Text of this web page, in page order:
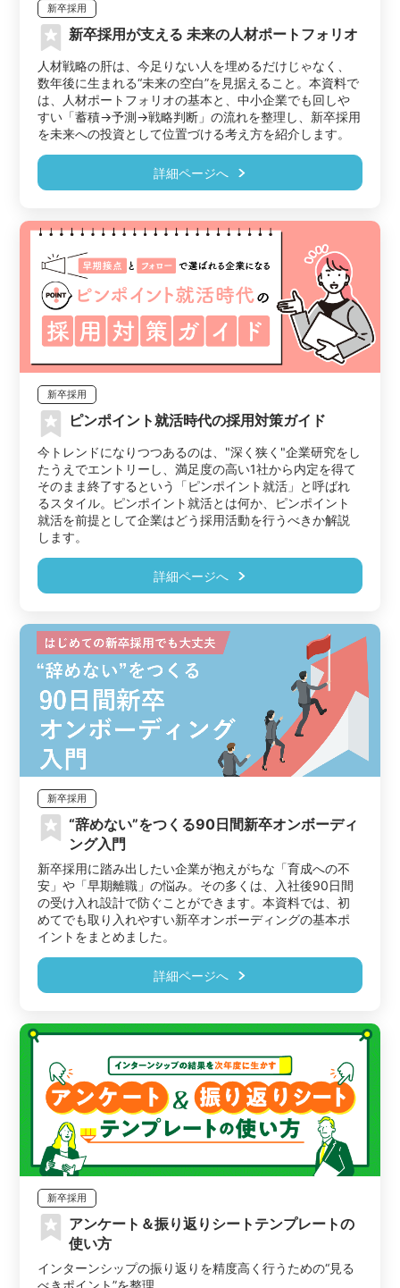
新卒採用
新卒採用が支える 未来の人材ポートフォリオ
人材戦略の肝は、今足りない人を埋めるだけじゃなく、
数年後に生まれる“未来の空白”を見据えること。本資料で
は、人材ポートフォリオの基本と、中小企業でも回しや
すい「蓄積→予測→戦略判断」の流れを整理し、新卒採用
を未来への投資として位置づける考え方を紹介します。
詳細ページへ
新卒採用
ピンポイント就活時代の採用対策ガイド
今トレンドになりつつあるのは、"深く狭く"企業研究をし
たうえでエントリーし、満足度の高い1社から内定を得て
そのまま終了するという「ピンポイント就活」と呼ばれ
るスタイル。ピンポイント就活とは何か、ピンポイント
就活を前提として企業はどう採用活動を行うべきか解説
します。
詳細ページへ
新卒採用
“辞めない”をつくる90日間新卒オンボーディ
ング入門
新卒採用に踏み出したい企業が抱えがちな「育成への不
安」や「早期離職」の悩み。その多くは、入社後90日間
の受け入れ設計で防ぐことができます。本資料では、初
めてでも取り入れやすい新卒オンボーディングの基本ポ
イントをまとめました。
詳細ページへ
新卒採用
アンケート＆振り返りシートテンプレートの
使い方
インターンシップの振り返りを精度高く行うための“見る
べきポイント”を整理。